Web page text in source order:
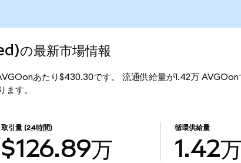
最新市場情報
あたり$430.30です。 流通供給量が1.42万
ます。
取引量 (24時間)
$126.89万
循環供給量
1.42万